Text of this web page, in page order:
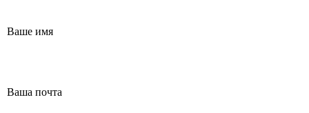
Гематолог
Формы документов